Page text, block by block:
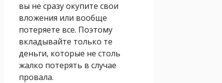
вы не сразу окупите свои
вложения или вообще
потеряете все. Поэтому
вкладывайте только те
деньги, которые не столь
жалко потерять в случае
провала.